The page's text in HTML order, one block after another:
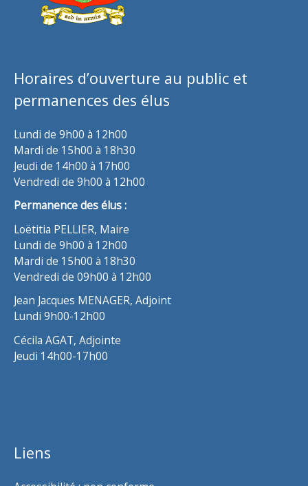
Horaires d’ouverture au public et
permanences des élus
Lundi de 9h00 à 12h00
Mardi de 15h00 à 18h30
Jeudi de 14h00 à 17h00
Vendredi de 9h00 à 12h00
Permanence des élus :
Loëtitia PELLIER, Maire
Lundi de 9h00 à 12h00
Mardi de 15h00 à 18h30
Vendredi de 09h00 à 12h00
Jean Jacques MENAGER, Adjoint
Lundi 9h00-12h00
Cécila AGAT, Adjointe
Jeudi 14h00-17h00
Liens